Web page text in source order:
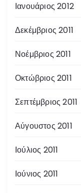
Ιανουάριος 2012
Δεκέμβριος 2011
Νοέμβριος 2011
Οκτώβριος 2011
Σεπτέμβριος 2011
Αύγουστος 2011
Ιούλιος 2011
Ιούνιος 2011